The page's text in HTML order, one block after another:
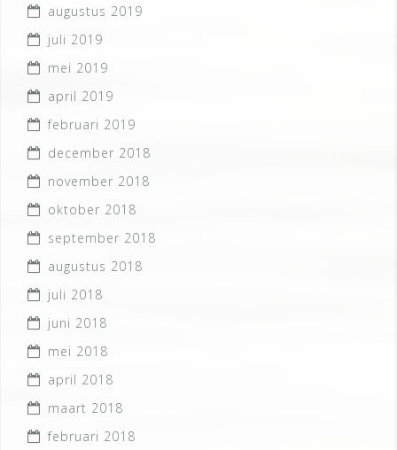
augustus 2019
juli 2019
mei 2019
april 2019
februari 2019
december 2018
november 2018
oktober 2018
september 2018
augustus 2018
juli 2018
juni 2018
mei 2018
april 2018
maart 2018
februari 2018